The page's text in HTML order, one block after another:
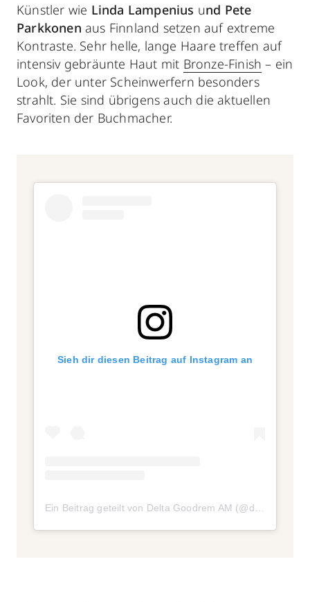
Künstler wie Linda Lampenius und Pete
Parkkonen aus Finnland setzen auf extreme
Kontraste. Sehr helle, lange Haare treffen auf
intensiv gebräunte Haut mit Bronze-Finish – ein
Look, der unter Scheinwerfern besonders
strahlt. Sie sind übrigens auch die aktuellen
Favoriten der Buchmacher.
Sieh dir diesen Beitrag auf Instagram an
Ein Beitrag geteilt von Delta Goodrem AM (@deltagoodrem)